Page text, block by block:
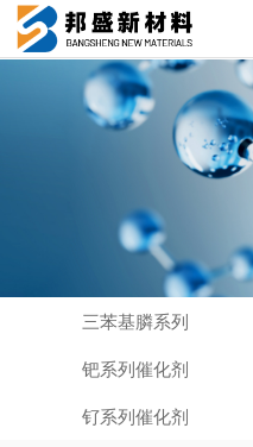
三苯基膦系列
钯系列催化剂
钌系列催化剂